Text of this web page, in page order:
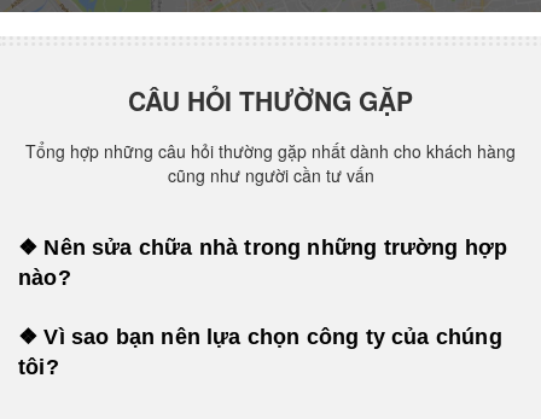
CÂU HỎI THƯỜNG GẶP
Tổng hợp những câu hỏi thường gặp nhất dành cho khách hàng
cũng như người cần tư vấn
❖ Nên sửa chữa nhà trong những trường hợp
nào?
❖ Vì sao bạn nên lựa chọn công ty của chúng
tôi?